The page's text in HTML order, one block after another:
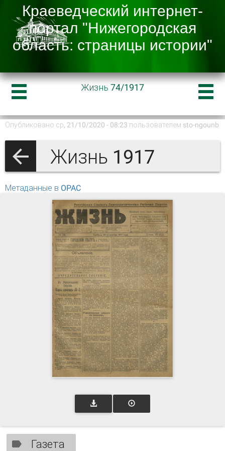
Жизнь 74/1917
Опубликовано ср, 21/10/2020 - 08:23 пользователем sto-ngounb
Жизнь 1917
Метаданные в OPAC
Газета